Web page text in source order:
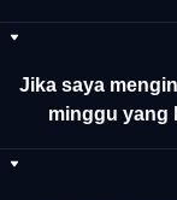
Jika saya
minggu yang